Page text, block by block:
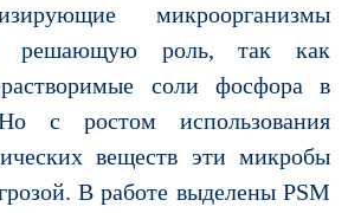
микроорганизмы
решающую роль, так как
соли фосфора в
с ростом использования
веществ эти микробы
В работе выделены PSM